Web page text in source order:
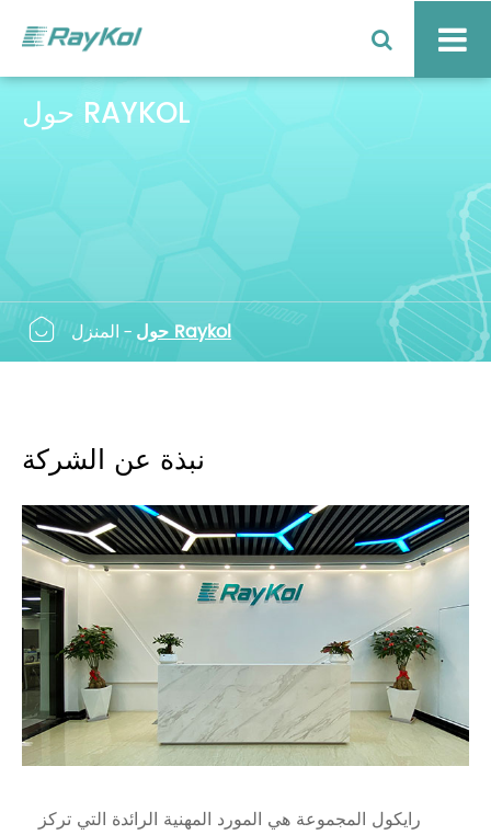
حول RAYKOL
 المنزل حول Raykol
نبذة عن الشركة
رايكول المجموعة هي المورد المهنية الرائدة التي تركز